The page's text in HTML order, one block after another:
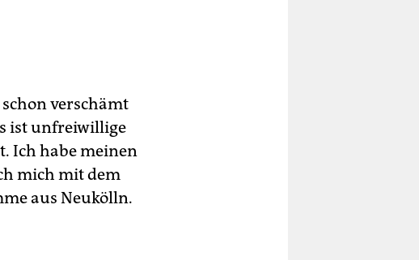
verschämt
ist unfreiwillige
Ich habe meinen
mich mit dem
aus Neukölln.